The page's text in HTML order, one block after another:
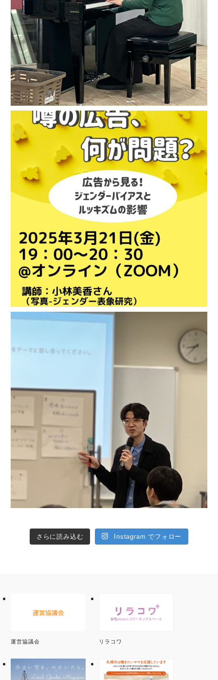
さらに読み込む Instagram でフォロー
運営協議会 リラコワ